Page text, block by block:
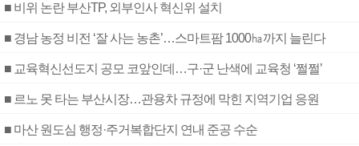
■ 비위 논란 부산TP, 외부인사 혁신위 설치
■ 경남 농정 비전 ‘잘 사는 농촌’…스마트팜 1000㏊까지 늘린다
■ 교육혁신선도지 공모 코앞인데…구·군 난색에 교육청 ‘쩔쩔’
■ 르노 못 타는 부산시장…관용차 규정에 막힌 지역기업 응원
■ 마산 원도심 행정·주거복합단지 연내 준공 수순